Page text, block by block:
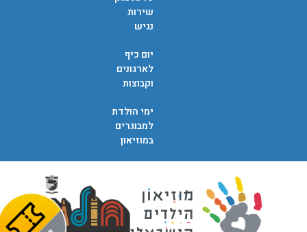
שירות
נגיש
יום כיף
לארגונים
וקבוצות
ימי הולדת
למבוגרים
במוזיאון